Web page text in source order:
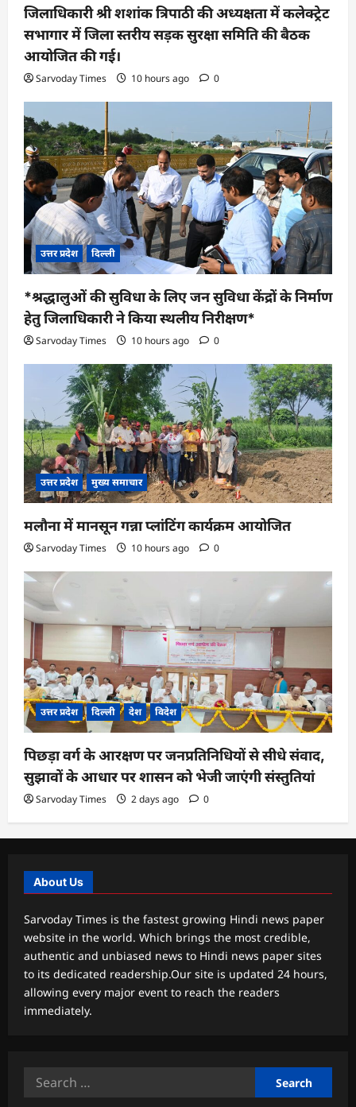
जिलाधिकारी श्री शशांक त्रिपाठी की अध्यक्षता में कलेक्ट्रेट
सभागार में जिला स्तरीय सड़क सुरक्षा समिति की बैठक
आयोजित की गई।
Sarvoday Times 10 hours ago 0
उत्तर प्रदेश दिल्ली
*श्रद्धालुओं की सुविधा के लिए जन सुविधा केंद्रों के निर्माण
हेतु जिलाधिकारी ने किया स्थलीय निरीक्षण*
Sarvoday Times 10 hours ago 0
उत्तर प्रदेश मुख्य समाचार
मलौना में मानसून गन्ना प्लांटिंग कार्यक्रम आयोजित
Sarvoday Times 10 hours ago 0
उत्तर प्रदेश दिल्ली देश विदेश
पिछड़ा वर्ग के आरक्षण पर जनप्रतिनिधियों से सीधे संवाद,
सुझावों के आधार पर शासन को भेजी जाएंगी संस्तुतियां
Sarvoday Times 2 days ago 0
About Us
Sarvoday Times is the fastest growing Hindi news paper
website in the world. Which brings the most credible,
authentic and unbiased news to Hindi news paper sites
to its dedicated readership.Our site is updated 24 hours,
allowing every major event to reach the readers
immediately.
Search